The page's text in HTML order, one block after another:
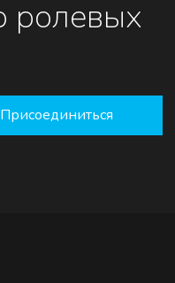
ролевых
Присоединиться